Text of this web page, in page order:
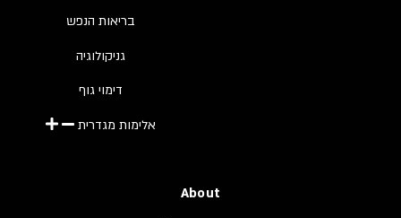
בריאות הנפש
גניקולוגיה
דימוי גוף
אלימות מגדרית
About